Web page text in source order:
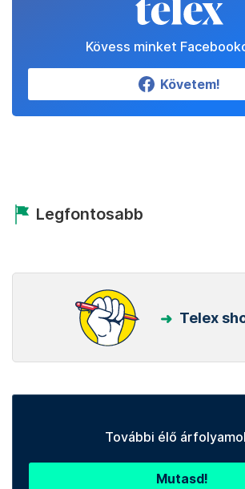
Kövess minket
Követem!
Legfontosabb
Telex
További élő
Mutasd!